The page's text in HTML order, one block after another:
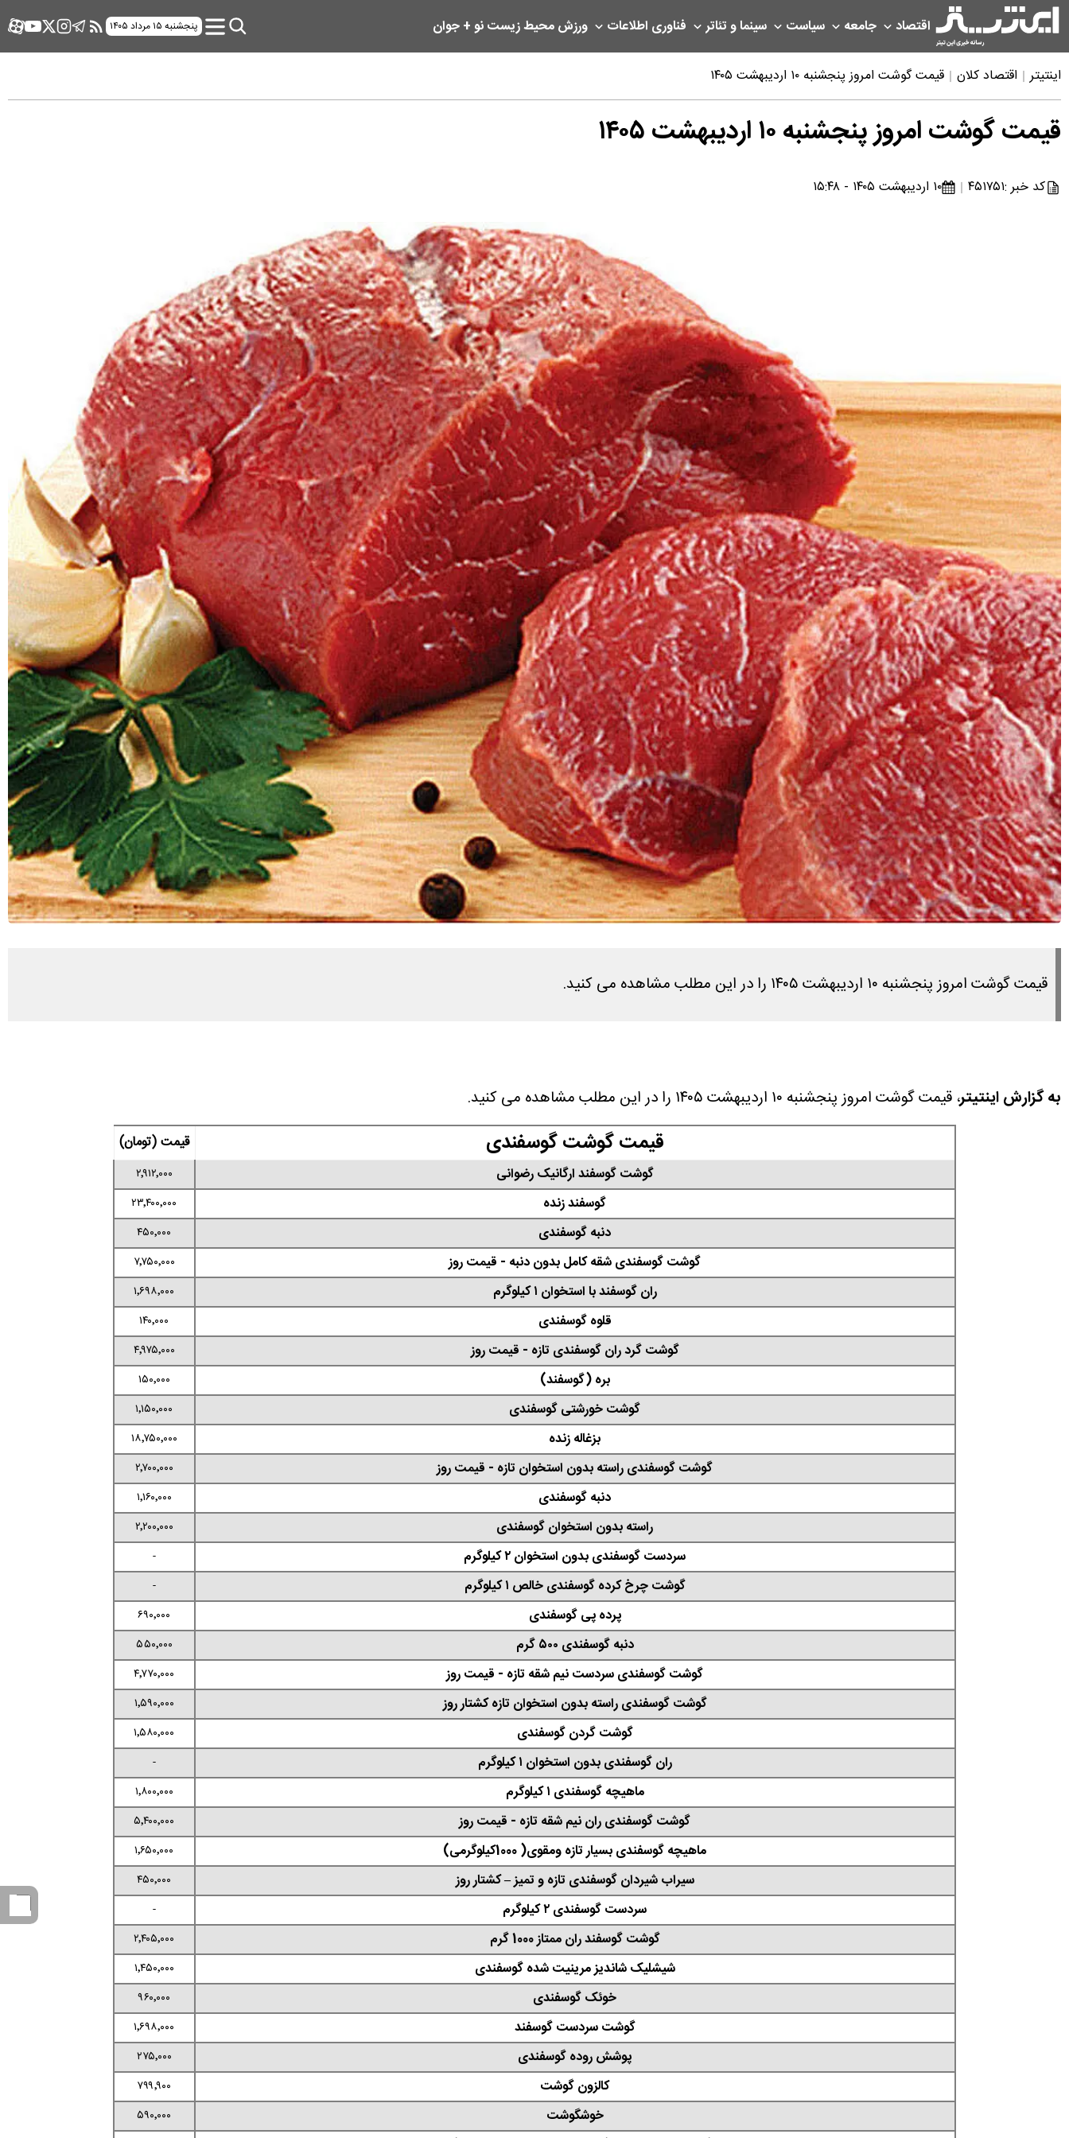
اقتصاد جامعه سیاست سینما و تئاتر فناوری اطلاعات ورزشمحیط زیستنو + جوان پنجشنبه ۱۵ مرداد ۱۴۰۵
اینتیتر اقتصاد کلان قیمت گوشت امروز پنجشنبه ۱۰ اردیبهشت ۱۴۰۵
قیمت گوشت امروز پنجشنبه ۱۰ اردیبهشت ۱۴۰۵
کد خبر :۴۵۱۷۵۱ ۱۰ اردیبهشت ۱۴۰۵ - ۱۵:۴۸
قیمت گوشت امروز پنجشنبه ۱۰ اردیبهشت ۱۴۰۵ را در این مطلب مشاهده می کنید.
به گزارش اینتیتر، قیمت گوشت امروز پنجشنبه ۱۰ اردیبهشت ۱۴۰۵ را در این مطلب مشاهده می کنید.
قیمت گوشت گوسفندی
قیمت (تومان)
گوشت گوسفند ارگانیک رضوانی
۲٬۹۱۲٬۰۰۰
گوسفند زنده ۲۳٬۴۰۰٬۰۰۰
دنبه گوسفندی ۴۵۰٬۰۰۰
گوشت گوسفندی شقه کامل بدون دنبه - قیمت روز ۷٬۷۵۰٬۰۰۰
ران گوسفند با استخوان ۱ کیلوگرم ۱٬۶۹۸٬۰۰۰
قلوه گوسفندی ۱۴۰٬۰۰۰
گوشت گرد ران گوسفندی تازه - قیمت روز ۴٬۹۷۵٬۰۰۰
بره (گوسفند) ۱۵۰٬۰۰۰
گوشت خورشتی گوسفندی ۱٬۱۵۰٬۰۰۰
بزغاله زنده ۱۸٬۷۵۰٬۰۰۰
گوشت گوسفندی راسته بدون استخوان تازه - قیمت روز ۲٬۷۰۰٬۰۰۰
دنبه گوسفندی ۱٬۱۶۰٬۰۰۰
راسته بدون استخوان گوسفندی ۲٬۲۰۰٬۰۰۰
سردست گوسفندی بدون استخوان ۲ کیلوگرم -
گوشت چرخ کرده گوسفندی خالص ۱ کیلوگرم -
پرده پی گوسفندی ۶۹۰٬۰۰۰
دنبه گوسفندی ۵۰۰ گرم ۵۵۰٬۰۰۰
گوشت گوسفندی سردست نیم شقه تازه - قیمت روز ۴٬۷۷۰٬۰۰۰
گوشت گوسفندی راسته بدون استخوان تازه کشتار روز ۱٬۵۹۰٬۰۰۰
گوشت گردن گوسفندی ۱٬۵۸۰٬۰۰۰
ران گوسفندی بدون استخوان ۱ کیلوگرم -
ماهیچه گوسفندی ۱ کیلوگرم ۱٬۸۰۰٬۰۰۰
گوشت گوسفندی ران نیم شقه تازه - قیمت روز ۵٬۴۰۰٬۰۰۰
ماهیچه گوسفندی بسیار تازه ومقوی( 1000کیلوگرمی) ۱٬۶۵۰٬۰۰۰
سیراب شیردان گوسفندی تازه و تمیز – کشتار روز ۴۵۰٬۰۰۰
سردست گوسفندی ۲ کیلوگرم -
گوشت گوسفند ران ممتاز 1000 گرم ۲٬۴۰۵٬۰۰۰
شیشلیک شاندیز مرینیت شده گوسفندی ۱٬۴۵۰٬۰۰۰
خوئک گوسفندی ۹۶۰٬۰۰۰
گوشت سردست گوسفند ۱٬۶۹۸٬۰۰۰
پوشش روده گوسفندی ۲۷۵٬۰۰۰
کالزون گوشت ۷۹۹٬۹۰۰
خوشگوشت ۵۹۰٬۰۰۰